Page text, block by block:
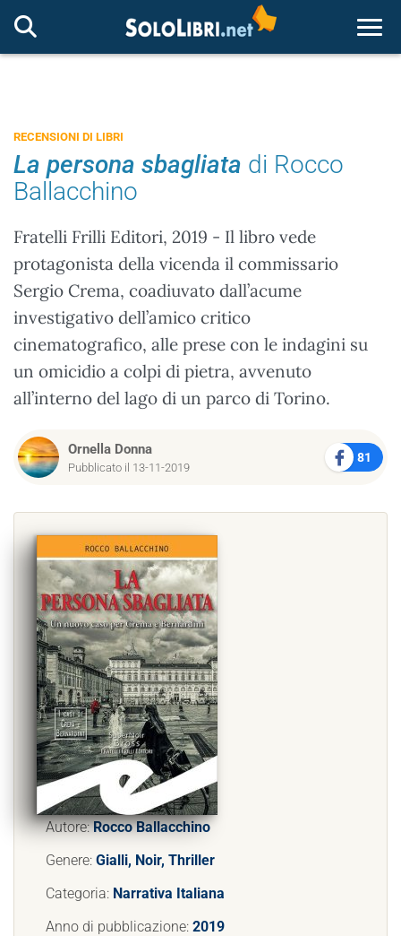
RECENSIONI DI LIBRI
La persona sbagliata di Rocco
Ballacchino
Fratelli Frilli Editori, 2019 - Il libro vede
protagonista della vicenda il commissario
Sergio Crema, coadiuvato dall’acume
investigativo dell’amico critico
cinematografico, alle prese con le indagini su
un omicidio a colpi di pietra, avvenuto
all’interno del lago di un parco di Torino.
Ornella Donna
Pubblicato il 13-11-2019
81
Autore:Rocco Ballacchino
Genere: Gialli, Noir, Thriller
Categoria: Narrativa Italiana
Anno di pubblicazione: 2019